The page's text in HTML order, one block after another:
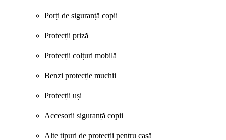
Porți de siguranță copii
Protecții priză
Protecții colțuri mobilă
Benzi protecție muchii
Protecții uși
Accesorii siguranță copii
Alte tipuri de protecții pentru casă